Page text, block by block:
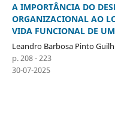
A IMPORTÂNCIA DO
ORGANIZACIONAL AO
VIDA FUNCIONAL DE
Leandro Barbosa Pinto
p. 208 - 223
30-07-2025